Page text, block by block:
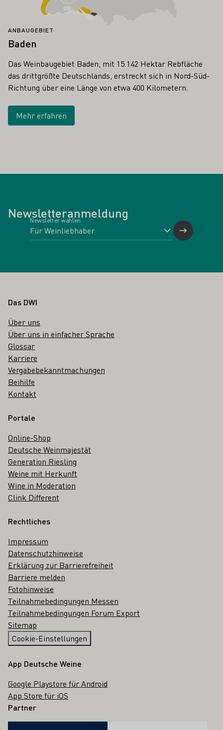
ANBAUGEBIET
Baden
Das Weinbaugebiet Baden, mit 15.142 Hektar Rebfläche
das drittgrößte Deutschlands, erstreckt sich in Nord-Süd-
Richtung über eine Länge von etwa 400 Kilometern.
Mehr erfahren
Newsletteranmeldung
Newsletter wählen
Fußbereich
Das DWI
Über uns
Über uns in einfacher Sprache
Glossar
Karriere
Vergabebekanntmachungen
Beihilfe
Kontakt
Portale
Online-Shop
Deutsche Weinmajestät
Generation Riesling
Weine mit Herkunft
Wine in Moderation
Clink Different
Rechtliches
Impressum
Datenschutzhinweise
Erklärung zur Barrierefreiheit
Barriere melden
Fotohinweise
Teilnahmebedingungen Messen
Teilnahmebedingungen Forum Export
Sitemap
Cookie-Einstellungen
App Deutsche Weine
Google Playstore für Android
App Store für iOS
Partner